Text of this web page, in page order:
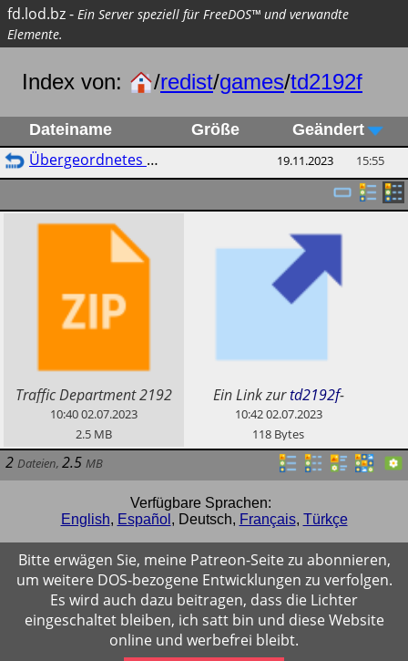
fd.lod.bz- Ein Server speziell für FreeDOS™ und verwandte
Elemente.
Index von: /redist/games/td2192f
Dateiname Größe Geändert
Übergeordnetes Verzeichnis 19.11.2023 15:55
​Traffic Department 2192
v1.0, Creative Commons
10:4002.07.2023
2.5 MB
​Ein Link zurtd2192f-
Webseite.
10:4202.07.2023
118 Bytes
2 Dateien, 2.5 MB
Verfügbare Sprachen:
English, Español , Deutsch, Français, Türkçe
Bitte erwägen Sie, meine Patreon-Seite zu abonnieren,
um weitere DOS-bezogene Entwicklungen zu verfolgen.
Es wird auch dazu beitragen, dass die Lichter
eingeschaltet bleiben, ich satt bin und diese Website
online und werbefrei bleibt.